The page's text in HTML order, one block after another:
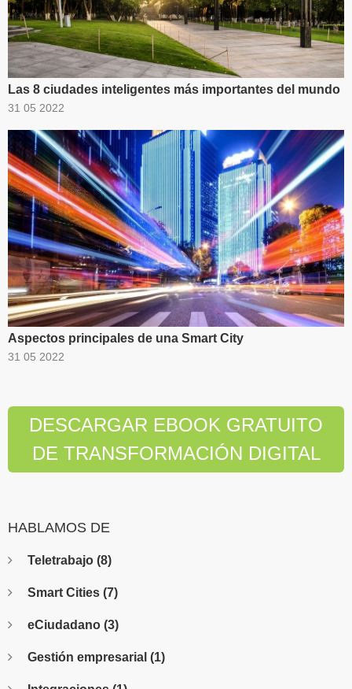
Las 8 ciudades inteligentes más importantes del mundo
31 05 2022
Aspectos principales de una Smart City
31 05 2022
DESCARGAR EBOOK GRATUITO
DE TRANSFORMACIÓN DIGITAL
HABLAMOS DE
Teletrabajo (8)
Smart Cities (7)
eCiudadano (3)
Gestión empresarial (1)